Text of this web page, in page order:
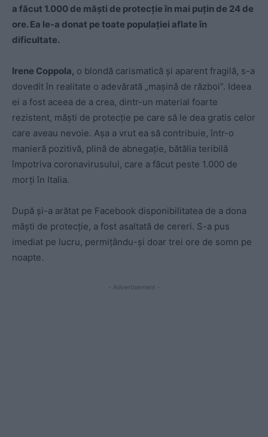
a făcut 1.000 de măşti de protecție în mai puțin de 24 de
ore. Ea le-a donat pe toate populației aflate în
dificultate.
Irene Coppola, o blondă carismatică și aparent fragilă, s-a
dovedit în realitate o adevărată „maşină de război”. Ideea
ei a fost aceea de a crea, dintr-un material foarte
rezistent, măşti de protecție pe care să le dea gratis celor
care aveau nevoie. Așa a vrut ea să contribuie, într-o
manieră pozitivă, plină de abnegație, bătălia teribilă
împotriva coronavirusului, care a făcut peste 1.000 de
morți în Italia.
După și-a arătat pe Facebook disponibilitatea de a dona
măşti de protecție, a fost asaltată de cereri. S-a pus
imediat pe lucru, permițându-şi doar trei ore de somn pe
noapte.
- Advertisement -